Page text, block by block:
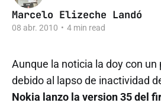
Marcelo Elizeche Landó
08 abr. 2010 • 4 min read
Aunque la noticia la doy con un
debido al lapso de inactividad
Nokia lanzo la version 35 del